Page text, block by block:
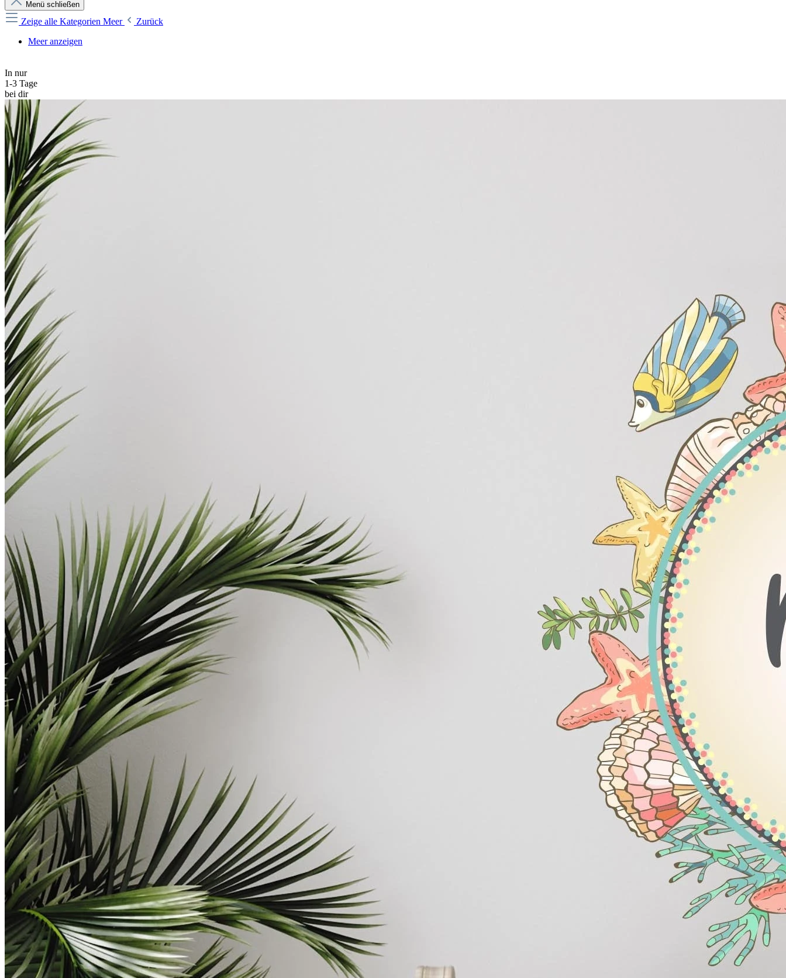
Menü schließen
Zeige alle Kategorien Meer
Zurück
Meer anzeigen
In nur
1-3 Tage
bei dir